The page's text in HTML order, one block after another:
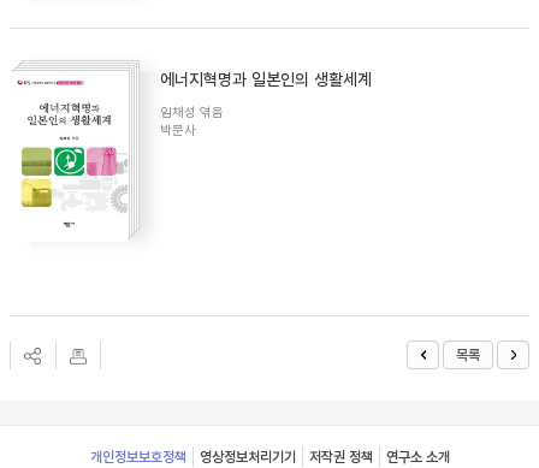
에너지혁명과 일본인의 생활세계
임채성 엮음
박문사
목록
Footer
개인정보보호정책 영상정보처리기기 저작권 정책 연구소 소개